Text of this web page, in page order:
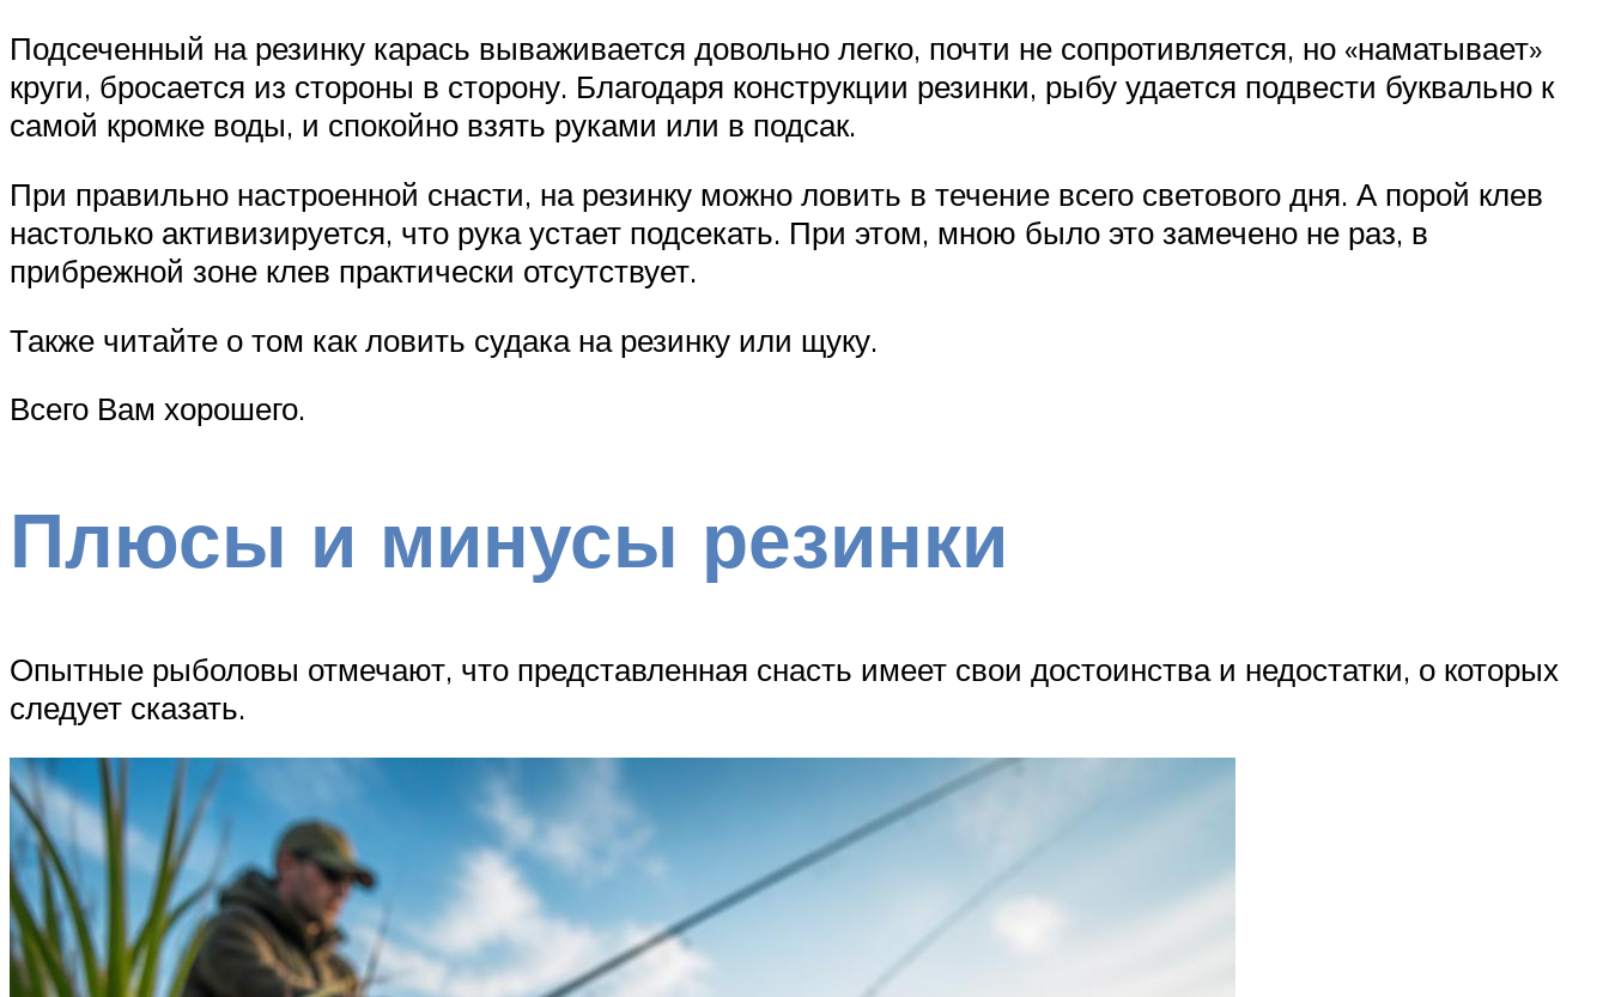
Подсеченный на резинку карась вываживается довольно легко, почти не сопротивляется, но «наматывает»
круги, бросается из стороны в сторону. Благодаря конструкции резинки, рыбу удается подвести буквально к
самой кромке воды, и спокойно взять руками или в подсак.
При правильно настроенной снасти, на резинку можно ловить в течение всего светового дня. А порой клев
настолько активизируется, что рука устает подсекать. При этом, мною было это замечено не раз, в
прибрежной зоне клев практически отсутствует.
Также читайте о том как ловить судака на резинку или щуку.
Всего Вам хорошего.
Плюсы и минусы резинки
Опытные рыболовы отмечают, что представленная снасть имеет свои достоинства и недостатки, о которых
следует сказать.